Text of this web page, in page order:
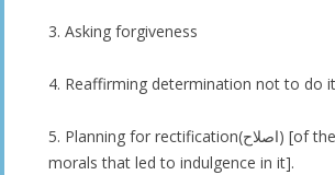
3. Asking forgiveness
4. Reaffirming determination not to do
5. Planning for rectification(اصلاح) [of the blameworthy
morals that led to indulgence in it].